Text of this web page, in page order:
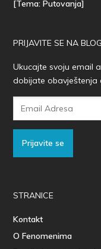
[Tema: Putovanja]
PRIJAVITE SE NA
Ukucajte svoju email
dobijate obavještenja
Prijavite se
STRANICE
Kontakt
O Fenomenima